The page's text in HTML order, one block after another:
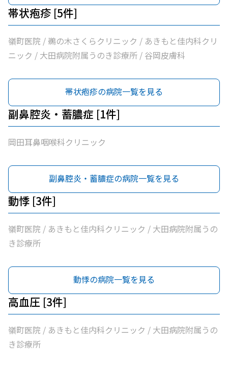
帯状疱疹 [5件]
嶺町医院 / 鵜の木さくらクリニック / あきもと佳内科クリ
ニック / 大田病院附属うのき診療所 / 谷岡皮膚科
帯状疱疹の病院一覧を見る
副鼻腔炎・蓄膿症 [1件]
岡田耳鼻咽喉科クリニック
副鼻腔炎・蓄膿症の病院一覧を見る
動悸 [3件]
嶺町医院 / あきもと佳内科クリニック / 大田病院附属うの
き診療所
動悸の病院一覧を見る
高血圧 [3件]
嶺町医院 / あきもと佳内科クリニック / 大田病院附属うの
き診療所